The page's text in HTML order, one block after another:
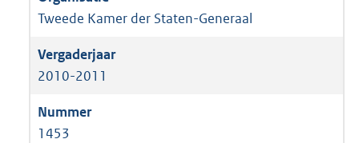
Tweede Kamer der Staten-Generaal
2010-2011
1453